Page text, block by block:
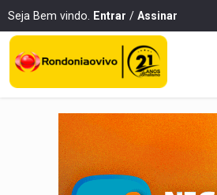
Seja Bem vindo. Entrar / Assinar